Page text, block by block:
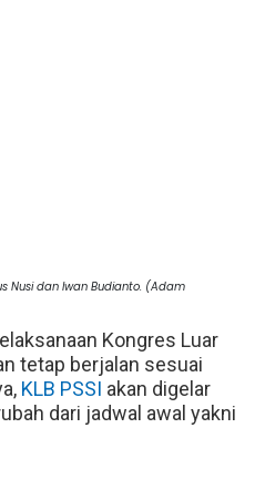
Nusi dan Iwan Budianto. (Adam
Kongres Luar
tetap berjalan sesuai
KLB PSSI akan digelar
dari jadwal awal yakni